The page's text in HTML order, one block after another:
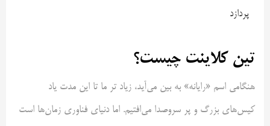
پردازد
تین کلاینت چیست؟
هنگامی اسم «رایانه» به بین می‌آید، زیاد تر ما تا این مدت یاد
کیس‌های بزرگ و پر سروصدا می‌افتیم. اما دنیای فناوری زمان‌ها است